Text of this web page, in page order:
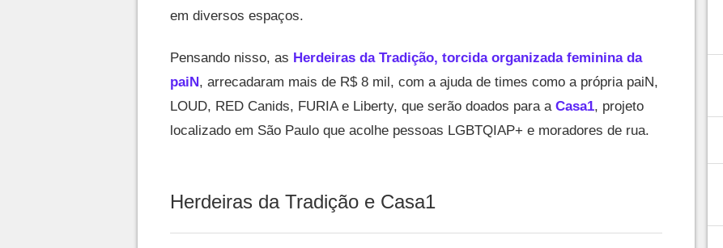
em diversos espaços.
Pensando nisso, as Herdeiras da Tradição, torcida organizada feminina da
paiN, arrecadaram mais de R$ 8 mil, com a ajuda de times como a própria paiN,
LOUD, RED Canids, FURIA e Liberty, que serão doados para a Casa1, projeto
localizado em São Paulo que acolhe pessoas LGBTQIAP+ e moradores de rua.
Herdeiras da Tradição e Casa1